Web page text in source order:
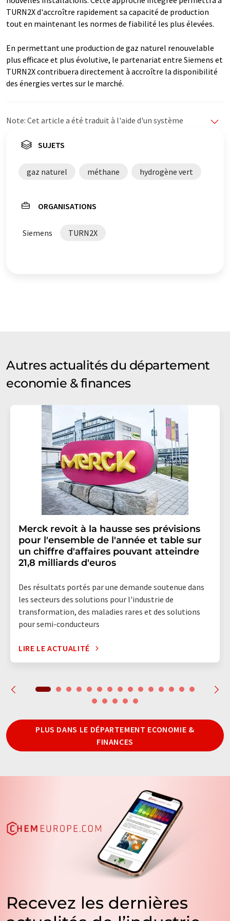
TURN2X d'accroître rapidement sa capacité de production
tout en maintenant les normes de fiabilité les plus élevées.
En permettant une production de gaz naturel renouvelable
plus efficace et plus évolutive, le partenariat entre Siemens et
TURN2X contribuera directement à accroître la disponibilité
des énergies vertes sur le marché.
Note: Cet article a été traduit à l'aide d'un système
propose ces traductions automatiques pour présenter
été traduit avec traduction automatique, il est possible
qu'il contienne des erreurs de vocabulaire, de syntaxe ou
trouvé
.
SUJETS
gaz naturel méthane hydrogène vert
ORGANISATIONS
Siemens TURN2X
Autres actualités du département
economie & finances
Merck revoit à la hausse ses prévisions
pour l'ensemble de l'année et table sur
un chiffre d'affaires pouvant atteindre
21,8 milliards d'euros
Des résultats portés par une demande soutenue dans
les secteurs des solutions pour l'industrie de
transformation, des maladies rares et des solutions
pour semi-conducteurs
LIRE LE ACTUALITÉ
PLUS DANS LE DÉPARTEMENT ECONOMIE &
FINANCES
Recevez les dernières